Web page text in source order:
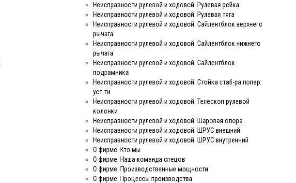
Неисправности рулевой и ходовой. Рулевая рейка
Неисправности рулевой и ходовой. Рулевая тяга
Неисправности рулевой и ходовой. Сайлентблок верхнего
рычага
Неисправности рулевой и ходовой. Сайлентблок нижнего
рычага
Неисправности рулевой и ходовой. Сайлентблок
подрамника
Неисправности рулевой и ходовой. Стойка стаб-ра попер.
уст-ти
Неисправности рулевой и ходовой. Телескоп рулевой
колонки
Неисправности рулевой и ходовой. Шаровая опора
Неисправности рулевой и ходовой. ШРУС внешний
Неисправности рулевой и ходовой. ШРУС внутренний
О фирме. Кто мы
О фирме. Наша команда спецов
О фирме. Производственные мощности
О фирме. Процессы производства